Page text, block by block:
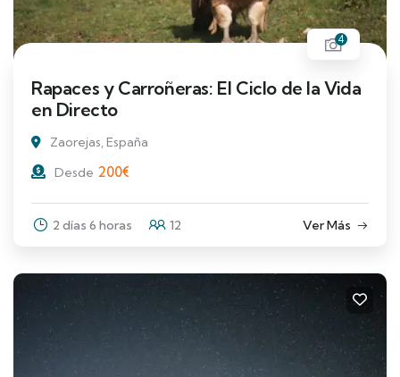
4
Rapaces y Carroñeras: El Ciclo de la Vida
en Directo
Zaorejas, España
Desde 200€
2 días 6 horas 12 Ver Más